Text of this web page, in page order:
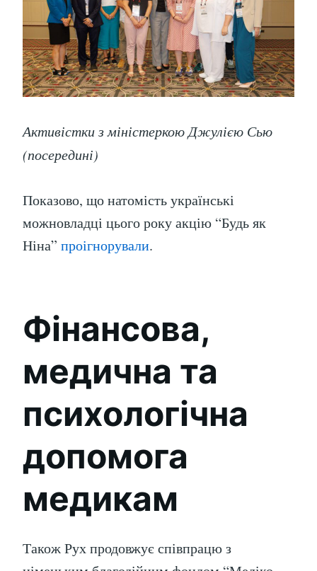
Активістки з міністеркою Джулією Сью
(посередині)
Показово, що натомість українські
можновладці цього року акцію “Будь як
Ніна” проігнорували.
Фінансова,
медична та
психологічна
допомога
медикам
Також Рух продовжує співпрацю з